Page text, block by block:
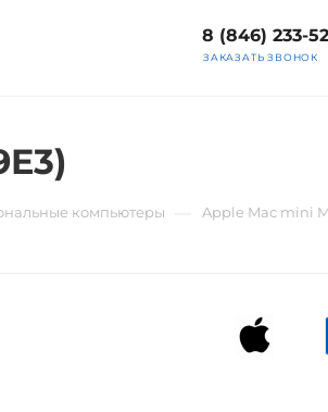
8 (846) 233-
ЗАКАЗАТЬ ЗВОНОК
компьютеры Apple Mac mini